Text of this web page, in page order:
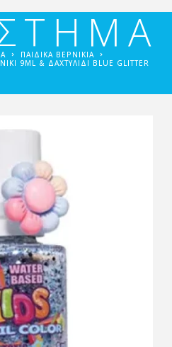
ΠΑΙΔΙΚΆ ΒΕΡΝΊΚΙΑ
9ML & ΔΑΧΤΥΛΊΔΙ BLUE GLITTER